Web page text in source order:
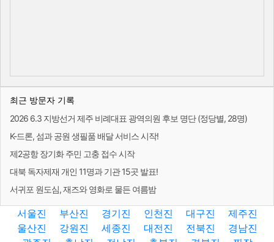
최근 방문자 기록
2026 6.3 지방선거 제주 비례대표 광역의원 후보 명단 (정당별, 28명)
K-드론, 섬과 공원 생필품 배달 서비스 시작!
제2공항 장기화 주민 고충 접수 시작
대북 독자제재 개인 11명과 기관 15곳 발표!
서귀포 원도심, 재즈와 영화로 물든 여름밤
서울진 부산진 경기진 인천진 대구진
제주진
울산진
강원진 세종진 대전진 전북진
경남진